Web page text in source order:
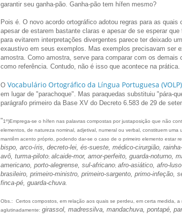
garantir seu ganha-pão. Ganha-pão tem hífen mesmo?
Pois é. O novo acordo ortográfico adotou regras para as
apesar de estarem bastante claras e apesar de se esperar
para evitarem interpretações divergentes parece ter deixado
exaustivo em seus exemplos. Mas exemplos precisavam ser
amostra. Como amostra, serve para comparar com os demais
como referência. Contudo, não é isso que acontece na prática.
O Vocabulário Ortográfico da Língua Portuguesa (VOLP)
em lugar de "parachoque". Mas paraquedas substituiu "pára-
parágrafo primeiro da Base XV do Decreto 6.583 de 29 de
"1º)Emprega-se o hífen nas palavras compostas por justaposição que não
elementos, de natureza nominal, adjetival, numeral ou verbal, constituem uma
mantêm acento próprio, podendo dar-se o caso de o primeiro elemento estar
bispo, arco-íris, decreto-lei, és-sueste, médico-cirurgião,
avô, turma-piloto; alcaide-mor, amor-perfeito, guarda-noturno,
americano, porto-alegrense, sul-africano; afro-asiático, afro-
brasileiro, primeiro-ministro, primeiro-sargento, primo-infeção,
finca-pé, guarda-chuva
Obs.: Certos compostos, em relação aos quais se perdeu, em certa medida, a
aglutinadamente: girassol, madressilva, mandachuva, pontapé,